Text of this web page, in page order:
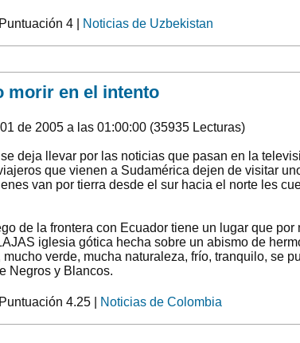
4 | Noticias de Uzbekistan
morir en el intento
de 2005 a las 01:00:00 (35935 Lecturas)
deja llevar por las noticias que pasan en la
que vienen a Sudamérica dejen de visitar
van por tierra desde el sur hacia el norte les
de la frontera con Ecuador tiene un lugar que
iglesia gótica hecha sobre un abismo de
verde, mucha naturaleza, frío, tranquilo, se
Negros y Blancos.
4.25 | Noticias de Colombia